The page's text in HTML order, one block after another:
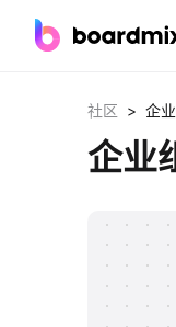
社区 > 企
企业